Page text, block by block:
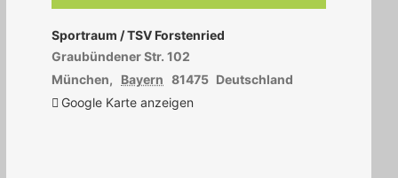
Sportraum / TSV Forstenried
Graubündener Str. 102
München, Bayern 81475 Deutschland
Google Karte anzeigen